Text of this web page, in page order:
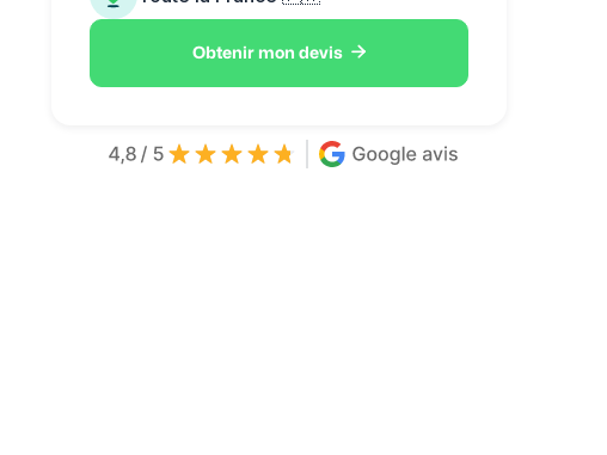
Obtenir mon devis 